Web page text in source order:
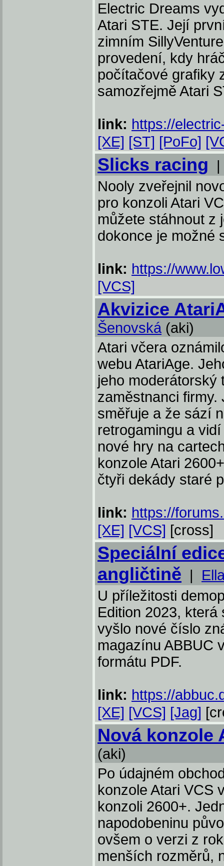
Electric Dreams
Atari STE. Její
zimním
provedení, kdy
počítačové grafiky
samozřejmě Atari
link: https://
[XE] [ST] [PoFo]
Slicks racing
Nooly zveřejnil
pro konzoli Atari
můžete stáhnout z
dokonce je možné
link: https://
[VCS]
Akvizice
Šenovská (aki)
Atari včera
webu AtariAge.
jeho moderátorský
zaměstnanci firmy.
směřuje a že sází
retrogamingu a
nové hry na
konzole Atari
čtyři dekády staré
link: https://
[XE] [VCS] [cross]
Speciální
angličtině |
U příležitosti
Edition 2023,
vyšlo nové číslo
magazínu ABBUC
formátu PDF.
link: https://
[XE] [VCS] [Jag]
Nová konzole
(aki)
Po údajném
konzole Atari VCS
konzoli 2600+.
napodobeninu
ovšem o verzi z
menších rozměrů,